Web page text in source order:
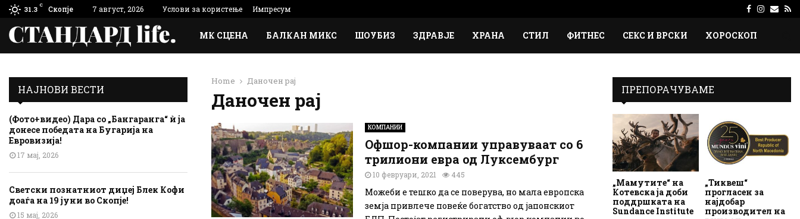
31.3 C Скопје 7 август, 2026 Услови за користење Импресум Facebook
МК СЦЕНА БАЛКАН МИКС ШОУБИЗ ЗДРАВЈЕ ХРАНА СТИЛ ФИТНЕС СЕКС И ВРСКИ ХОРОСКОП
Home Даночен рај
Даночен рај
КОМПАНИИ
Офшор-компании управуваат со 6
трилиони евра од Луксембург
10 февруари, 2021 445
Можеби е тешко да се поверува, но мала европска
земја привлече повеќе богатство од јапонскиот
НАЈНОВИ ВЕСТИ
(Фото+видео) Дара со „Бангаранга“ ѝ ја
донесе победата на Бугарија на
Евровизија!
17 мај, 2026
Светски познатниот диџеј Блек Кофи
доаѓа на 19 јуни во Скопје!
15 мај, 2026
ПРЕПОРАЧУВАМЕ
„Мамутите“ на
Котевска ја доби
поддршката на
Sundance Institute
„Тиквеш“
прогласен за
најдобар
производител на